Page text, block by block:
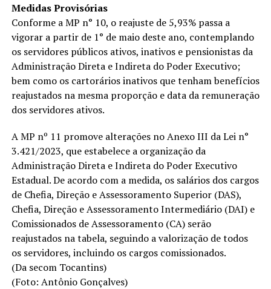
Medidas Provisórias
Conforme a MP n° 10, o reajuste de 5,93% passa a
vigorar a partir de 1° de maio deste ano, contemplando
os servidores públicos ativos, inativos e pensionistas da
Administração Direta e Indireta do Poder Executivo;
bem como os cartorários inativos que tenham benefícios
reajustados na mesma proporção e data da remuneração
dos servidores ativos.
A MP nº 11 promove alterações no Anexo III da Lei n°
3.421/2023, que estabelece a organização da
Administração Direta e Indireta do Poder Executivo
Estadual. De acordo com a medida, os salários dos cargos
de Chefia, Direção e Assessoramento Superior (DAS),
Chefia, Direção e Assessoramento Intermediário (DAI) e
Comissionados de Assessoramento (CA) serão
reajustados na tabela, seguindo a valorização de todos
os servidores, incluindo os cargos comissionados.
(Da secom Tocantins)
(Foto: Antônio Gonçalves)